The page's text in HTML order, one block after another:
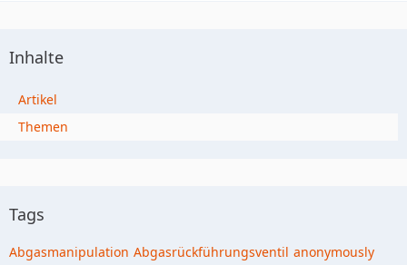
Inhalte
Artikel
Themen
Tags
Abgasmanipulation Abgasrückführungsventil anonymously